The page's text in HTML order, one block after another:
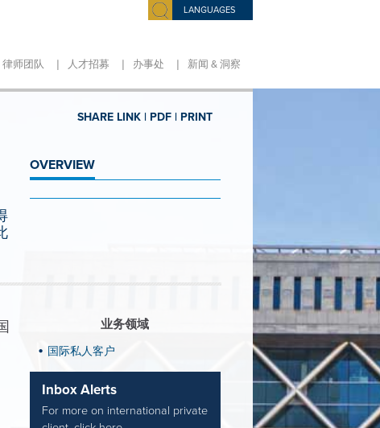
LANGUAGES
律师团队 | 人才招募 | 办事处 | 新闻 & 洞察
PRINT
PDF |
SHARE LINK |
OVERVIEW
业务领域
国际私人客户
Inbox Alerts
For more on international private